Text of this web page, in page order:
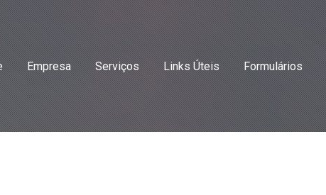
Empresa Serviços Links Úteis Formulários